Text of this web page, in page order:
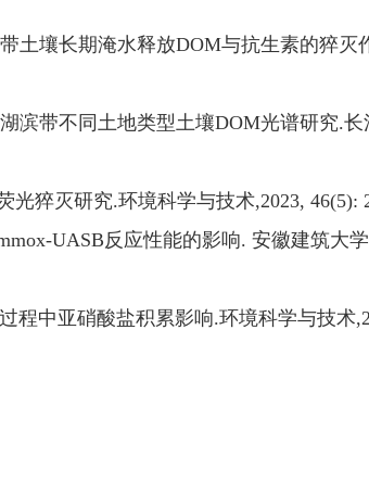
土壤长期淹水释放DOM与抗生素的猝灭
滨带不同土地类型土壤DOM光谱研究.长
光猝灭研究.环境科学与技术,2023, 46(5):
UASB反应性能的影响. 安徽建筑大
程中亚硝酸盐积累影响.环境科学与技术,